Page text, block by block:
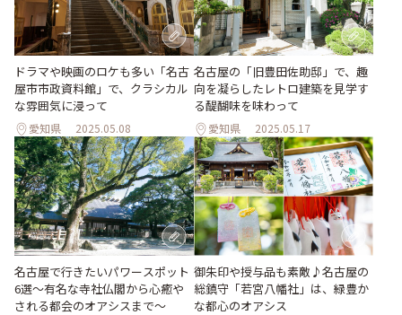
ドラマや映画のロケも多い「名古
屋市市政資料館」で、クラシカル
な雰囲気に浸って
愛知県 2025.05.08
名古屋の「旧豊田佐助邸」で、趣
向を凝らしたレトロ建築を見学す
る醍醐味を味わって
愛知県 2025.05.17
名古屋で行きたいパワースポット
6選〜有名な寺社仏閣から心癒や
される都会のオアシスまで〜
御朱印や授与品も素敵♪名古屋の
総鎮守「若宮八幡社」は、緑豊か
な都心のオアシス